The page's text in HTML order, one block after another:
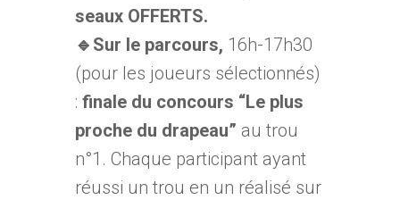
seaux OFFERTS.
🔹Sur le parcours, 16h-17h30
(pour les joueurs sélectionnés)
: finale du concours “Le plus
proche du drapeau” au trou
n°1. Chaque participant ayant
réussi un trou en un réalisé sur